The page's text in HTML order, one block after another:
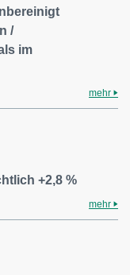
/
im
mehr
+2,8 %
mehr